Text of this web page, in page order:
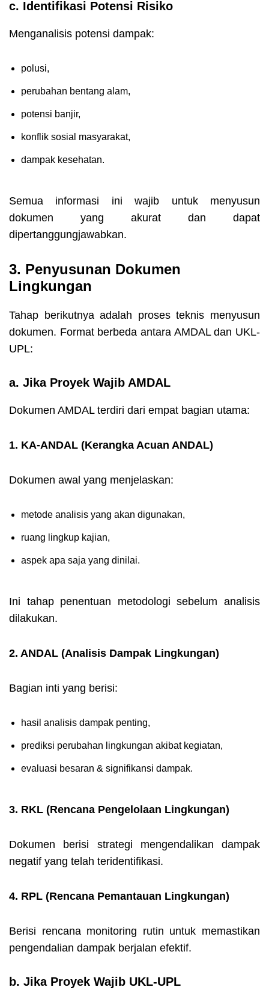
c. Identifikasi Potensi Risiko
Menganalisis potensi dampak:
polusi,
perubahan bentang alam,
potensi banjir,
konflik sosial masyarakat,
dampak kesehatan.
Semua informasi ini wajib untuk menyusun
dokumen yang akurat dan dapat
dipertanggungjawabkan.
3. Penyusunan Dokumen
Lingkungan
Tahap berikutnya adalah proses teknis menyusun
dokumen. Format berbeda antara AMDAL dan UKL-
UPL:
a. Jika Proyek Wajib AMDAL
Dokumen AMDAL terdiri dari empat bagian utama:
1. KA-ANDAL (Kerangka Acuan ANDAL)
Dokumen awal yang menjelaskan:
metode analisis yang akan digunakan,
ruang lingkup kajian,
aspek apa saja yang dinilai.
Ini tahap penentuan metodologi sebelum analisis
dilakukan.
2. ANDAL (Analisis Dampak Lingkungan)
Bagian inti yang berisi:
hasil analisis dampak penting,
prediksi perubahan lingkungan akibat kegiatan,
evaluasi besaran & signifikansi dampak.
3. RKL (Rencana Pengelolaan Lingkungan)
Dokumen berisi strategi mengendalikan dampak
negatif yang telah teridentifikasi.
4. RPL (Rencana Pemantauan Lingkungan)
Berisi rencana monitoring rutin untuk memastikan
pengendalian dampak berjalan efektif.
b. Jika Proyek Wajib UKL-UPL